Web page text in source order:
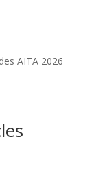
AITA 2026